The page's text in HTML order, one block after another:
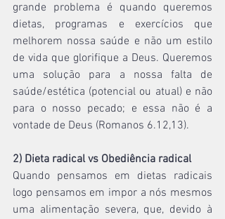
grande problema é quando queremos
dietas, programas e exercícios que
melhorem nossa saúde e não um estilo
de vida que glorifique a Deus. Queremos
uma solução para a nossa falta de
saúde/estética (potencial ou atual) e não
para o nosso pecado; e essa não é a
vontade de Deus (Romanos 6.12,13).
2) Dieta radical vs Obediência radical
Quando pensamos em dietas radicais
logo pensamos em impor a nós mesmos
uma alimentação severa, que, devido à